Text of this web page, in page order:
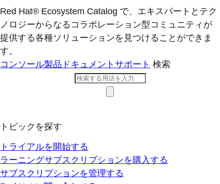
Red Hat® Ecosystem Catalog で、エキスパートとテク
ノロジーからなるコラボレーション型コミ​ュニティが
提供する各種ソリューションを見つけることができま
す。
コンソール製品ドキュメント サポート 検索
トピックを探す
トライアルを開始する
ラーニングサブスクリプションを購入する
サブスクリプションを管理する